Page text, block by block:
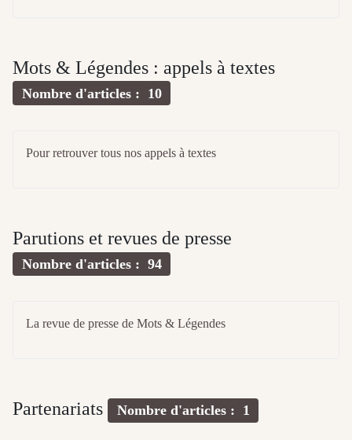
Mots & Légendes : appels à textes
Nombre d'articles : 10
Pour retrouver tous nos appels à textes
Parutions et revues de presse
Nombre d'articles : 94
La revue de presse de Mots & Légendes
Partenariats Nombre d'articles : 1